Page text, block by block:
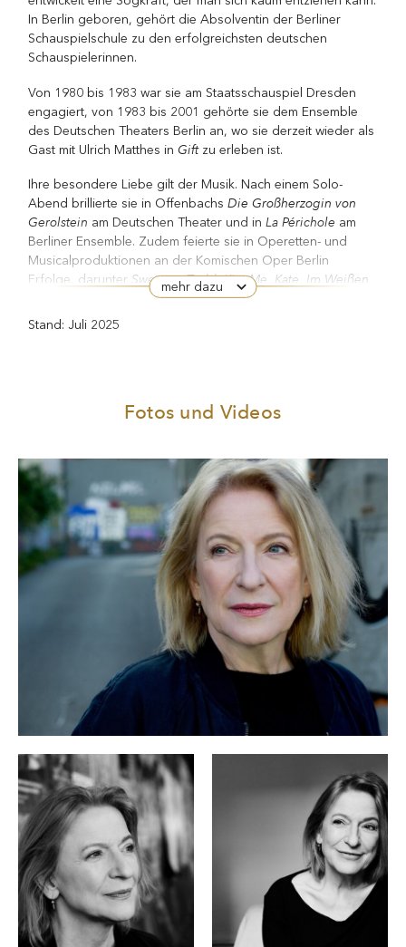
Gutscheine
In Berlin geboren, gehört die Absolventin der Berliner
Schauspielschule zu den erfolgreichsten deutschen
Schauspielerinnen.
Von 1980 bis 1983 war sie am Staatsschauspiel Dresden
engagiert, von 1983 bis 2001 gehörte sie dem Ensemble
des Deutschen Theaters Berlin an, wo sie derzeit wieder als
Gast mit Ulrich Matthes inGiftzu erleben ist.
Ihre besondere Liebe gilt der Musik. Nach einem Solo-
Abend brillierte sie in OffenbachsDie Großherzogin von
Gerolstein am Deutschen Theater und inLa Périchole am
Berliner Ensemble. Zudem feierte sie in Operetten- und
Musicalproduktionen an der Komischen Oper Berlin
Erfolge, darunter Sweeney Todd, Kiss Me, Kate, Im Weißen
Eine Frau, die weiß, was sie will!, Die
Perlen der Cleopatra
Gastspiele führten sie u. a. ins Theater Rigiblick, in die
Analphabetin
mit dem Ensemble Modern nach Wiesbaden.
Zu wichtigen Film- und Fernsehproduktionen zählen Heiner
CarowsComing Out,Helmut Dietls Schtonk, der Dreiteiler
Der LadenundKlemperer — Ein Leben in Deutschland. Für
ihre Rolle in Leben wäre schönbekam sie 2004 den Adolf-
Grimme-Preis und den Bayerischen Fernsehpreis, für Matti
Die Nachrichten und Andreas KleinertsAls
wurde sie 2006 mit dem Deutschen
Fernsehpreis ausgezeichnet. Zu den jüngsten Kinoarbeiten
Die Unsichtbare(2010) sowie Dietls
Die verlorene
(2010) undZettl (2011). In Frei nach Planwar sie als
Rocksängerin Anne zu sehen und wurde auf dem
Internationalen Filmfestival in Shanghai geehrt. Seit 2014 ist
Dagmar Manzel als Kommissarin im Franken-
zu sehen.
In den letzten Jahren hat sie sich mit Hörbüchern wie Joyces
Dubliner,SchalanskysDer Hals der Giraffe und Thoreaus
Über die Pflicht zum Ungehorsam gegen den Staatprofiliert.
2013 gewann sie für Christa Wolfs
den Deutschen
Hörbuchpreis.
2017 erschien Dagmar Manzels Autobiografie
MENSCHENsKINDim Aufbau Verlag.
mehr dazu
Stand: Juli 2025
Fotos und Videos